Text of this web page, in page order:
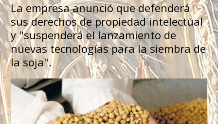
La empresa anunció que defenderá
sus derechos de propiedad intelectual
y "suspenderá el lanzamiento de
nuevas tecnologías para la siembra de
la soja".